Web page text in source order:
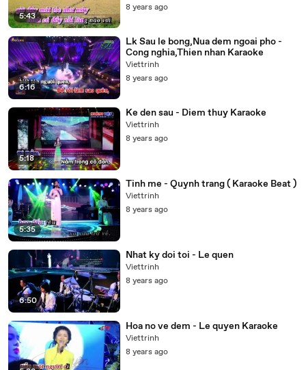
5:43
8 years ago
6:16
Lk Sau le bong,Nua dem ngoai pho -
Cong nghia,Thien nhan Karaoke
Viettrinh
8 years ago
5:18
Ke den sau - Diem thuy Karaoke
Viettrinh
8 years ago
5:35
Tinh me - Quynh trang ( Karaoke Beat )
Viettrinh
8 years ago
6:50
Nhat ky doi toi - Le quen
Viettrinh
8 years ago
Hoa no ve dem - Le quyen Karaoke
Viettrinh
8 years ago